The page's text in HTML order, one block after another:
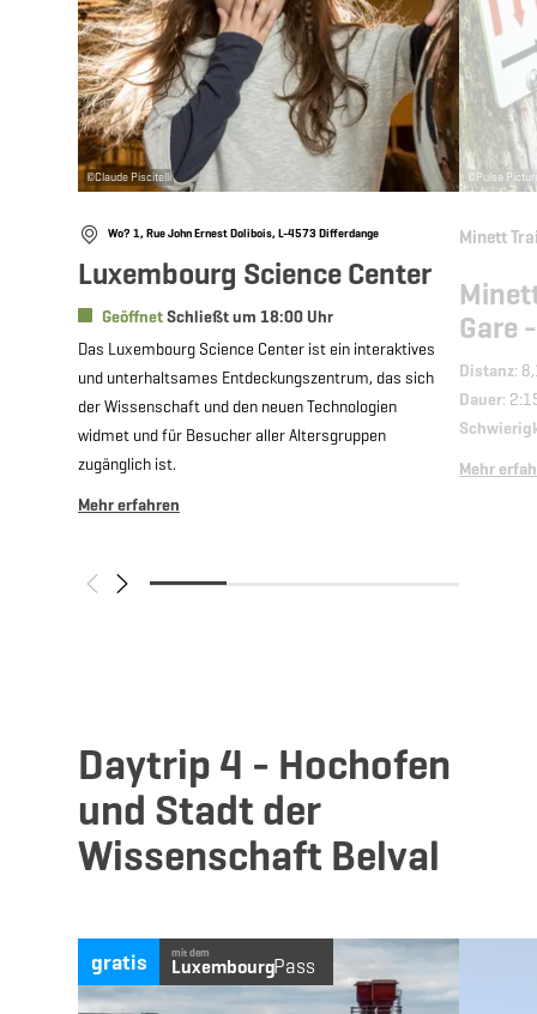
©Claude Piscitelli
Wo? 1, Rue John Ernest Dolibois, L-4573 Differdange
Luxembourg Science Center
GeöffnetSchließt um 18:00 Uhr
Das Luxembourg Science Center ist ein interaktives
und unterhaltsames Entdeckungszentrum, das sich
der Wissenschaft und den neuen Technologien
widmet und für Besucher aller Altersgruppen
zugänglich ist.
Mehr erfahren
© Pulsa
Minett
Gare
Distanz:
Dauer:
Mehr
Daytrip 4 - Hochofen
und Stadt der
Wissenschaft Belval
gratis mit dem
LuxembourgPass